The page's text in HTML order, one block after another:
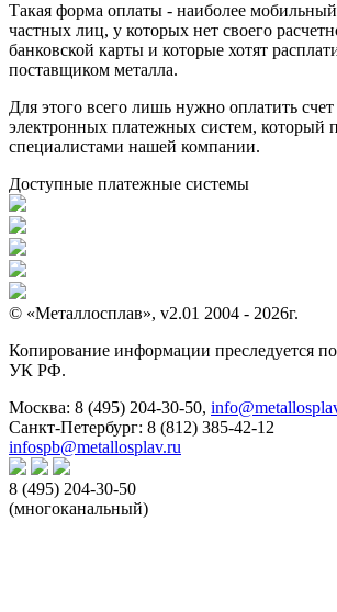
Такая форма оплаты - наиболее
частных лиц, у которых нет своего
банковской карты и которые хотят
поставщиком металла.
Для этого всего лишь нужно оплатить
электронных платежных систем, который
специалистами нашей компании.
Доступные платежные системы
© «Металлосплав», v2.01 2004 - 2026г.
Копирование информации преследуется по
УК РФ.
Москва: 8 (495) 204-30-50,
Санкт-Петербург: 8 (812) 385-42-12
infospb@metallosplav.ru
8 (495) 204-30-50
(многоканальный)